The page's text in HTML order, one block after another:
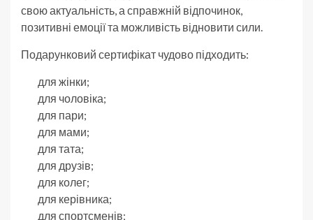
свою актуальність, а справжній відпочинок,
позитивні емоції та можливість відновити сили.
Подарунковий сертифікат чудово підходить:
для жінки;
для чоловіка;
для пари;
для мами;
для тата;
для друзів;
для колег;
для керівника;
для спортсменів;